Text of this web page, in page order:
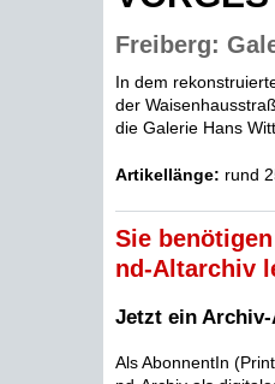
Freiberg:
In dem
der
die Galerie Hans
Artikellänge: rund
Sie
nd-Altarchiv
Jetzt ein
Als AbonnentIn